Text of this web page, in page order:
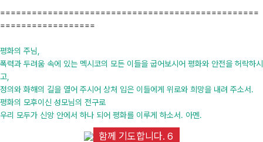
=================================================
==================
평화의 주님,
폭력과 두려움 속에 있는 멕시코의 모든 이들을 굽어보시어 평화와 안전을 허락하시
고,
정의와 화해의 길을 열어 주시어 상처 입은 이들에게 위로와 희망을 내려 주소서.
평화의 모후이신 성모님의 전구로
우리 모두가 신앙 안에서 하나 되어 평화를 이루게 하소서. 아멘.
함께 기도합니다. 6